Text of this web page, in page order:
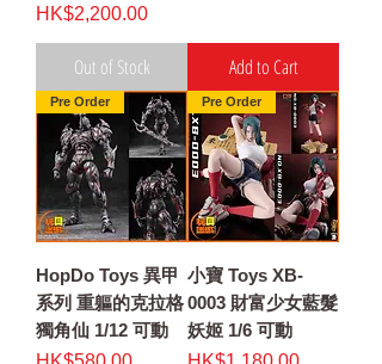
Price
HK$2,200.00
Out of Stock Add to Cart
Pre Order
HopDo Toys 異甲
系列 重軀的克拉格
獨角仙 1/12 可動
Price
Pre Order
小寶 Toys XB-
0003 財富少女藍髮
妖姬 1/6 可動
Price